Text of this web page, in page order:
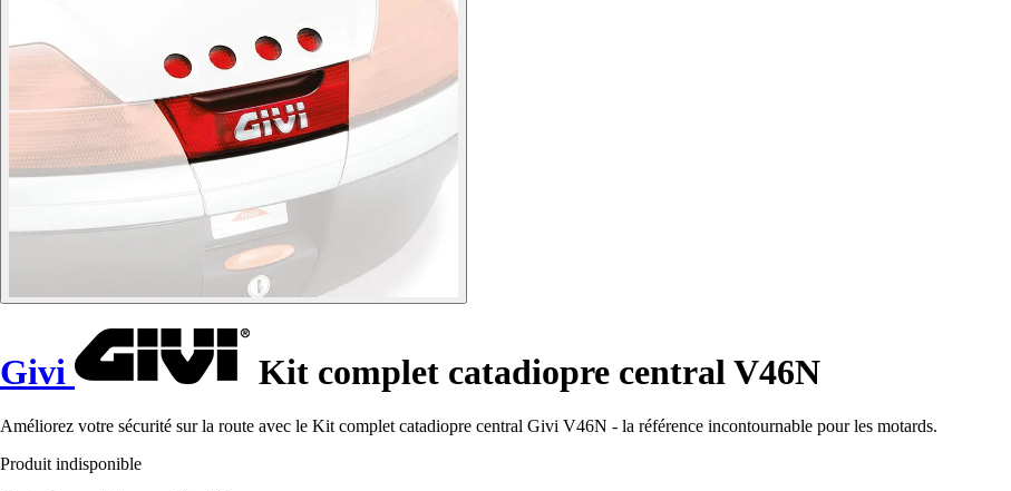
Givi Kit complet catadiopre central V46N
Améliorez votre sécurité sur la route avec le Kit complet catadiopre central Givi V46N - la référence incontournable pour les motards.
Produit indisponible